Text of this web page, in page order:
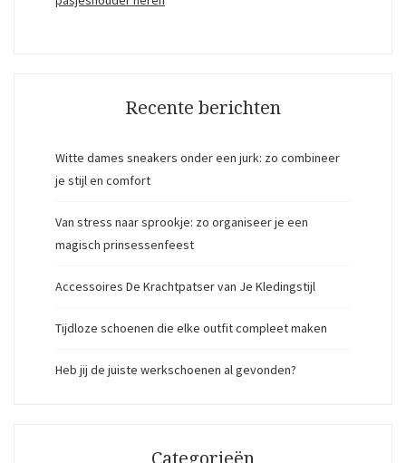
Recente berichten
Witte dames sneakers onder een jurk: zo combineer
je stijl en comfort
Van stress naar sprookje: zo organiseer je een
magisch prinsessenfeest
Accessoires De Krachtpatser van Je Kledingstijl
Tijdloze schoenen die elke outfit compleet maken
Heb jij de juiste werkschoenen al gevonden?